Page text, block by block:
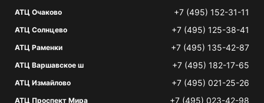
АТЦ Очаково +7 (495) 152-31-11
АТЦ Солнцево +7 (495) 125-38-41
АТЦ Раменки +7 (495) 135-42-87
АТЦ Варшавское ш +7 (495) 182-17-65
АТЦ Измайлово +7 (495) 021-25-26
АТЦ Проспект Мира +7 (495) 023-42-98